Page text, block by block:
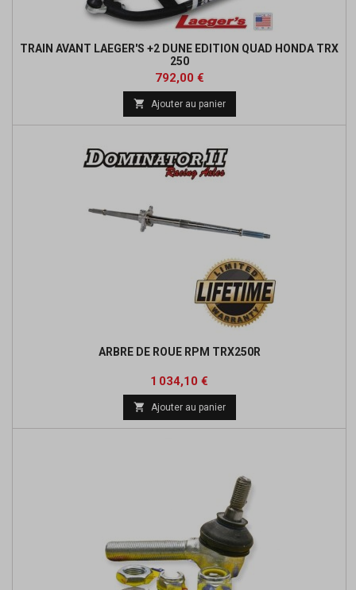
TRAIN AVANT LAEGER'S +2 DUNE EDITION QUAD HONDA TRX
250
Prix
792,00 €Prix
de
base
 Ajouter au panier
ARBRE DE ROUE RPM TRX250R
Prix
1 034,10 €
de
base
 Ajouter au panier